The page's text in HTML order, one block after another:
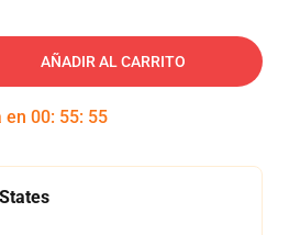
AÑADIR AL CARRITO
en 00: 55: 54